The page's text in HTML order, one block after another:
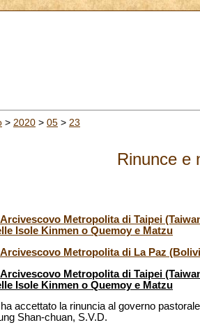
> 2020 > 05 > 23
Rinunce e
Metropolita di Taipei
Isole Kinmen o Quemoy e Matzu
Metropolita di La Paz
Metropolita di Taipei
Isole Kinmen o Quemoy e Matzu
ha accettato la rinuncia al governo
Shan-chuan, S.V.D.